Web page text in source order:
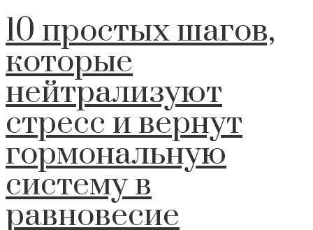
10 простых шагов,
которые
нейтрализуют
стресс и вернут
гормональную
систему в
равновесие